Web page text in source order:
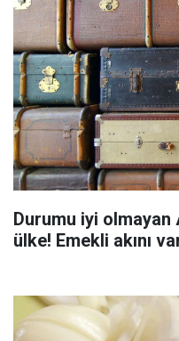
Durumu iyi olmayan
ülke! Emekli akını